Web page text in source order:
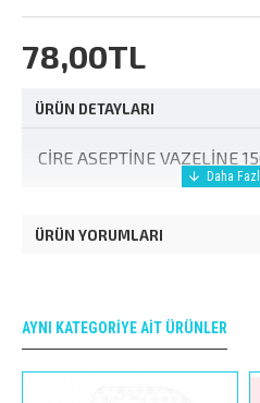
78,00TL
ÜRÜN DETAYLARI
CİRE ASEPTİNE VAZELİNE
ÜRÜN YORUMLARI
AYNI KATEGORIYE AIT ÜRÜNLER